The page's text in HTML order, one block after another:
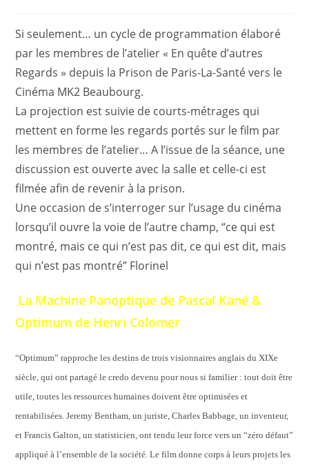
Si seulement… un cycle de programmation élaboré
par les membres de l’atelier « En quête d’autres
Regards » depuis la Prison de Paris-La-Santé vers le
Cinéma MK2 Beaubourg.
La projection est suivie de courts-métrages qui
mettent en forme les regards portés sur le film par
les membres de l’atelier… A l’issue de la séance, une
discussion est ouverte avec la salle et celle-ci est
filmée afin de revenir à la prison.
Une occasion de s’interroger sur l’usage du cinéma
lorsqu’il ouvre la voie de l’autre champ, “ce qui est
montré, mais ce qui n’est pas dit, ce qui est dit, mais
qui n’est pas montré” Florinel
La Machine Panoptique de Pascal Kané &
Optimum de Henri Colomer
“Optimum” rapproche les destins de trois visionnaires anglais du XIXe
siècle, qui ont partagé le credo devenu pour nous si familier : tout doit être
utile, toutes les ressources humaines doivent être optimisées et
rentabilisées.Jeremy Bentham, un juriste, Charles Babbage, un inventeur,
et Francis Galton, un statisticien, ont tendu leur force vers un “zéro défaut”
appliqué à l’ensemble de la société.Le film donne corps à leurs projets les